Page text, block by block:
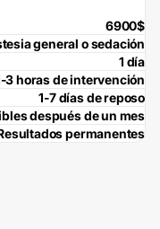
6900$
general o sedación
1 día
3 horas de intervención
1-7 días de reposo
después de un mes
permanentes